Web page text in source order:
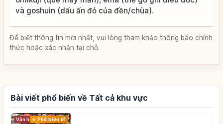
và goshuin (dấu ấn đỏ của đền/chùa).
Để biết thông tin mới nhất, vui lòng tham khảo thông báo chính
thức hoặc xác nhận tại chỗ.
Bài viết phổ biến về Tất cả khu vực
Văn hóa truyền thống
Phổ biến #1